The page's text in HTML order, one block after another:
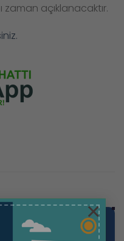
×
zaman açıklanacaktır.